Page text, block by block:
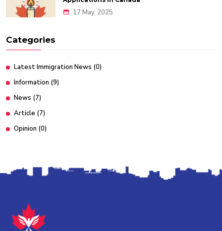
17 May, 2025
Categories
Latest Immigration News (0)
Information (9)
News (7)
Article (7)
Opinion (0)